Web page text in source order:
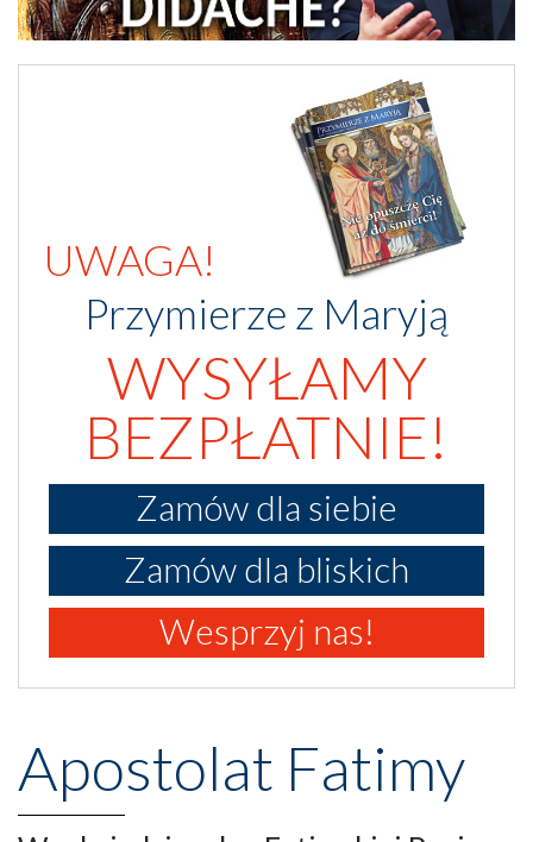
UWAGA!
Przymierze z Maryją
WYSYŁAMY
BEZPŁATNIE!
Zamów dla siebie
Zamów dla bliskich
Wesprzyj nas!
Apostolat Fatimy